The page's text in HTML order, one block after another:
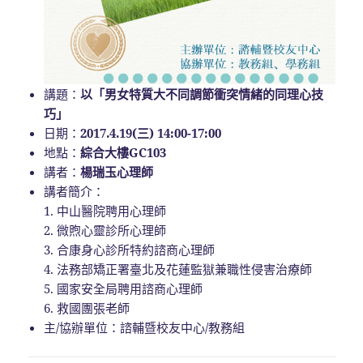
講題：以「男女特質大不同調節衝突情緒的同理心技
巧」
日期：2017.4.19(三) 14:00-17:00
地點：綜合大樓GC103
講者：楊瑞玉心理師
講者簡介：
1. 中山醫院聘用心理師
2. 微煦心靈診所心理師
3. 合康身心診所特約諮商心理師
4. 法務部矯正署臺北及花蓮監獄兼職性侵害治療師
5. 國家安全局聘用諮商心理師
6. 救國團張老師
主/協辦單位：諮輔暨校友中心/教務組